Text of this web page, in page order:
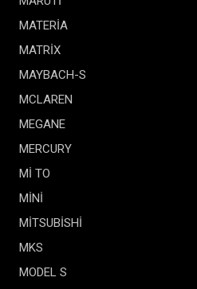
MATERİA
MATRİX
MAYBACH-S
MCLAREN
MEGANE
MERCURY
Mİ TO
MİNİ
MİTSUBİSHİ
MKS
MODEL S